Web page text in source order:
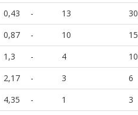
0,43 - 13 30
0,87 - 10 15
1,3 - 4 10
2,17 - 3 6
4,35 - 1 3